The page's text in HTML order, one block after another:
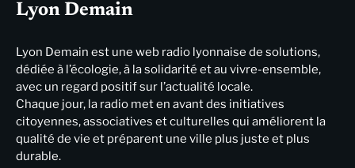
Lyon Demain
Lyon Demain est une web radio lyonnaise de solutions,
dédiée à l’écologie, à la solidarité et au vivre-ensemble,
avec un regard positif sur l’actualité locale.
Chaque jour, la radio met en avant des initiatives
citoyennes, associatives et culturelles qui améliorent la
qualité de vie et préparent une ville plus juste et plus
durable.